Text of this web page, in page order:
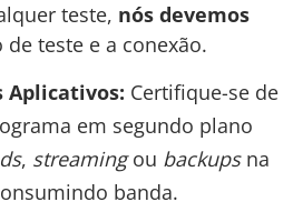
teste, nós devemos
teste e a conexão.
Aplicativos: Certifique-se de
em segundo plano
, streamingou backupsna
banda.